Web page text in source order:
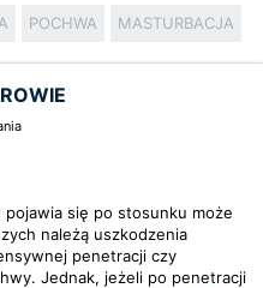
POCHWA MASTURBACJA
się po stosunku może
należą uszkodzenia
penetracji czy
Jednak, jeżeli po penetracji